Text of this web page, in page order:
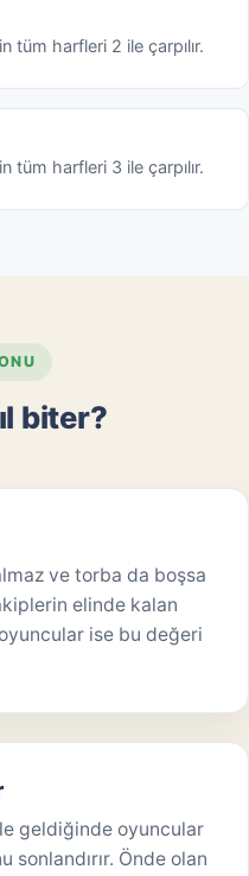
tüm harfleri 2 ile çarpılır.
tüm harfleri 3 ile çarpılır.
biter?
ve torba da boşsa
elinde kalan
ise bu değeri
geldiğinde oyuncular
sonlandırır. Önde olan